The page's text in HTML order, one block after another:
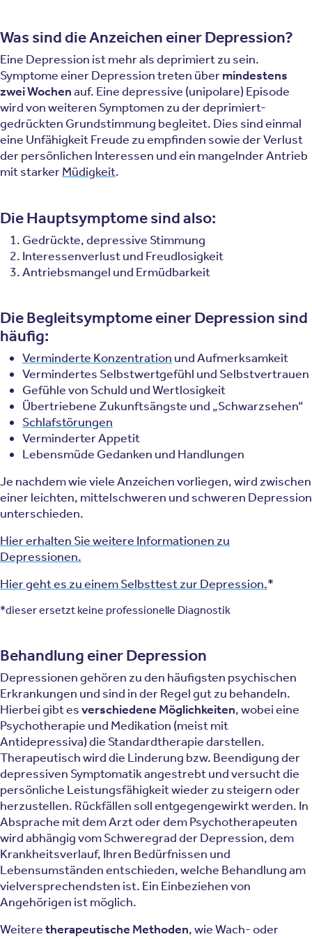
Was sind die Anzeichen einer Depression?
Eine Depression ist mehr als deprimiert zu sein.
Symptome einer Depression treten übermindestens
zwei Wochenauf. Eine depressive (unipolare) Episode
wird von weiteren Symptomen zu der deprimiert-
gedrückten Grundstimmung begleitet. Dies sind einmal
eine Unfähigkeit Freude zu empfinden sowie der Verlust
der persönlichen Interessen und ein mangelnder Antrieb
mit starkerMüdigkeit.
Die Hauptsymptome sind also:
Gedrückte, depressive Stimmung
Interessenverlust und Freudlosigkeit
Antriebsmangel und Ermüdbarkeit
Die Begleitsymptome einer Depression sind
häufig:
Verminderte Konzentration und Aufmerksamkeit
Vermindertes Selbstwertgefühl und Selbstvertrauen
Gefühle von Schuld und Wertlosigkeit
Übertriebene Zukunftsängste und „Schwarzsehen“
Schlafstörungen
Verminderter Appetit
Lebensmüde Gedanken und Handlungen
Je nachdem wie viele Anzeichen vorliegen, wird zwischen
einer leichten, mittelschweren und schweren Depression
unterschieden.
Hier erhalten Sie weitere Informationen zu
Depressionen.
Hier geht es zu einem Selbsttest zur Depression.*
*dieser ersetzt keine professionelle Diagnostik
Behandlung einer Depression
Depressionen gehören zu den häufigsten psychischen
Erkrankungen und sind in der Regel gut zu behandeln.
Hierbei gibt esverschiedene Möglichkeiten, wobei eine
Psychotherapie und Medikation (meist mit
Antidepressiva) die Standardtherapie darstellen.
Therapeutisch wird die Linderung bzw. Beendigung der
depressiven Symptomatik angestrebt und versucht die
persönliche Leistungsfähigkeit wieder zu steigern oder
herzustellen. Rückfällen soll entgegengewirkt werden. In
Absprache mit dem Arzt oder dem Psychotherapeuten
wird abhängig vom Schweregrad der Depression, dem
Krankheitsverlauf, Ihren Bedürfnissen und
Lebensumständen entschieden, welche Behandlung am
vielversprechendsten ist. Ein Einbeziehen von
Angehörigen ist möglich.
Weiteretherapeutische Methoden, wie Wach- oder